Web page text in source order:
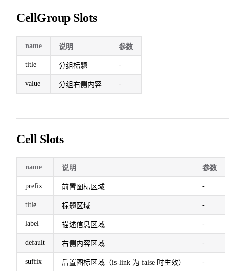
CellGroup Slots
name 说明 参数
title 分组标题 -
value 分组右侧内容 -
Cell Slots
name 说明 参数
prefix 前置图标区域 -
title 标题区域 -
label 描述信息区域 -
default 右侧内容区域 -
suffix 后置图标区域（is-link 为 false 时生效） -